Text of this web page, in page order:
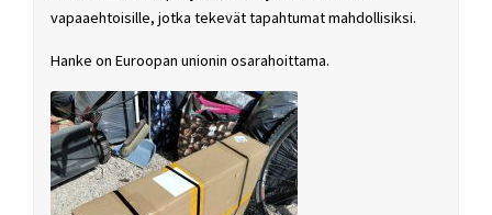
vapaaehtoisille, jotka tekevät tapahtumat mahdollisiksi.
Hanke on Euroopan unionin osarahoittama.